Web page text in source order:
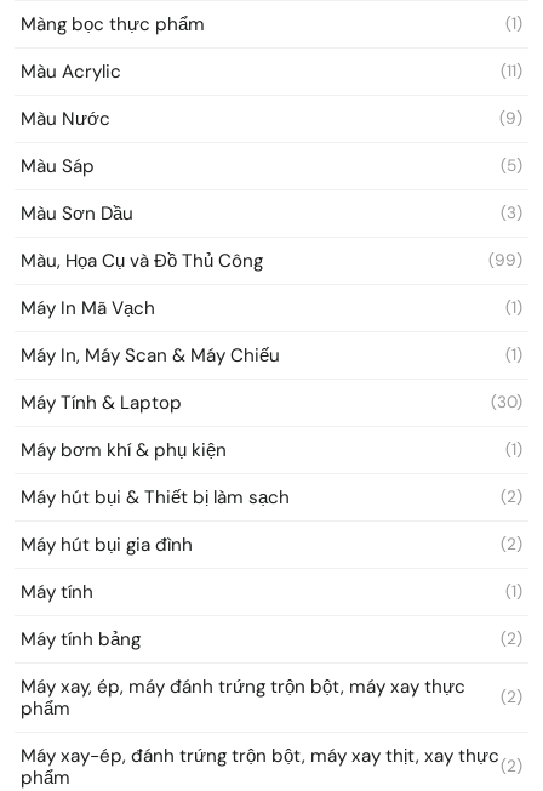
Màng bọc thực phẩm (1)
Màu Acrylic (11)
Màu Nước (9)
Màu Sáp (5)
Màu Sơn Dầu (3)
Màu, Họa Cụ và Đồ Thủ Công (99)
Máy In Mã Vạch (1)
Máy In, Máy Scan & Máy Chiếu (1)
Máy Tính & Laptop (30)
Máy bơm khí & phụ kiện (1)
Máy hút bụi & Thiết bị làm sạch (2)
Máy hút bụi gia đình (2)
Máy tính (1)
Máy tính bảng (2)
Máy xay, ép, máy đánh trứng trộn bột, máy xay thực
phẩm
(2)
Máy xay-ép, đánh trứng trộn bột, máy xay thịt, xay thực
phẩm
(2)